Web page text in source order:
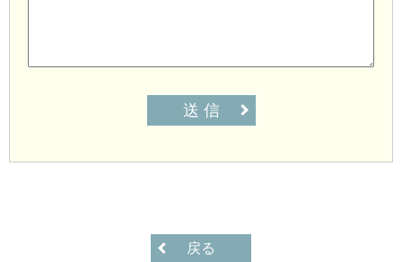
送 信
戻る